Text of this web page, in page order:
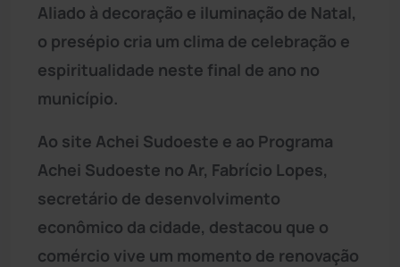
Aliado à decoração e iluminação de Natal,
o presépio cria um clima de celebração e
espiritualidade neste final de ano no
município.
Ao site Achei Sudoeste e ao Programa
Achei Sudoeste no Ar, Fabrício Lopes,
secretário de desenvolvimento
econômico da cidade, destacou que o
comércio vive um momento de renovação